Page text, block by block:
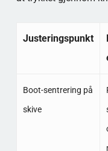
Justeringspunkt
Boot-sentrering på
skive